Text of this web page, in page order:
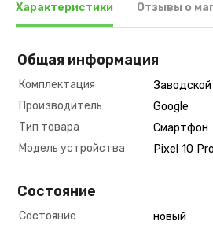
Характеристики Отзывы о
Общая информация
Комплектация
Производитель
Google
Тип товара
Смартфон
Модель устройства
Pixel 10
Состояние
Состояние
новый